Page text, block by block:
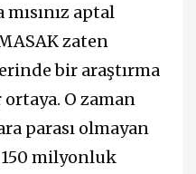
aptal
zaten
bir araştırma
O zaman
parası olmayan
150 milyonluk